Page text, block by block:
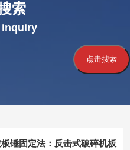
索
点击搜索
锤固定法：反击式破碎机板